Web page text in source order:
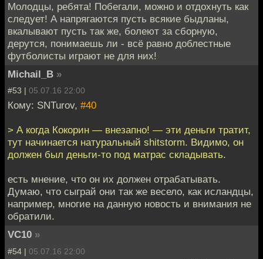
Молодцы, ребята! Побегали, можно и отдохнуть как
следует! А напрягаются пусть всякие быдланы,
вкалывают пусть так же, болеют за сборную,
дерутся, понимаешь ли - всё равно доблестные
футболисты играют не для них!
Michail_B »
#53 | 05.07.16 22:00
Кому: SNTurov, #40
> А когда Кокорин — внезапно! — эти деньги тратит,
тут начинается натуральный shitstorm. Видимо, он
должен был деньги-то под матрас складывать.
есть мнение, что он их должен отрабатывать.
Думаю, что сыграй они так же весело, как исландцы,
например, многие на данную новость и внимания не
обратили.
VC10 »
#54 | 05.07.16 22:00